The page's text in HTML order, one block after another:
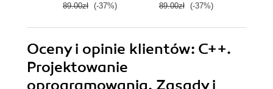
89.00zł (-37%) 89.00zł (-37%)
Oceny i opinie klientów: C++.
Projektowanie
oprogramowania. Zasady i